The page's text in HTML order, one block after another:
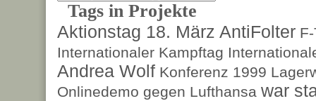
Tags in Projekte
Aktionstag 18. März AntiFolter
Internationaler Kampftag
Andrea Wolf Konferenz 1999
Onlinedemo gegen Lufthansa war